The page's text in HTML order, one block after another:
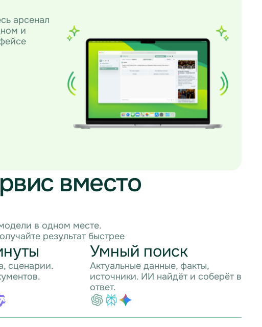
арсенал
и
вместо
в одном месте.
результат быстрее
сценарии.
Умный поиск
Актуальные данные, факты,
источники. ИИ найдёт и соберёт в
ответ.